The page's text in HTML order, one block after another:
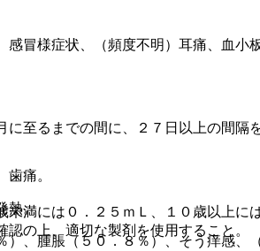
冒様症状、（頻度不明）耳痛、血小
痛。
熱。
、腫脹（５０．８％）、そう痒感、
至るまでの間に、２７日以上の間
満には０．２５ｍＬ、１０歳以上に
の上、適切な製剤を使用すること。